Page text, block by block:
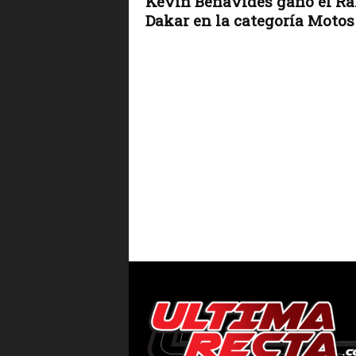
Dakar en la categoría Motos